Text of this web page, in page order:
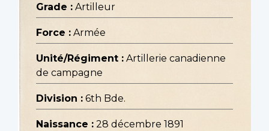
Grade : Artilleur
Force : Armée
Unité/Régiment : Artillerie canadienne
de campagne
Division : 6th Bde.
Naissance : 28 décembre 1891